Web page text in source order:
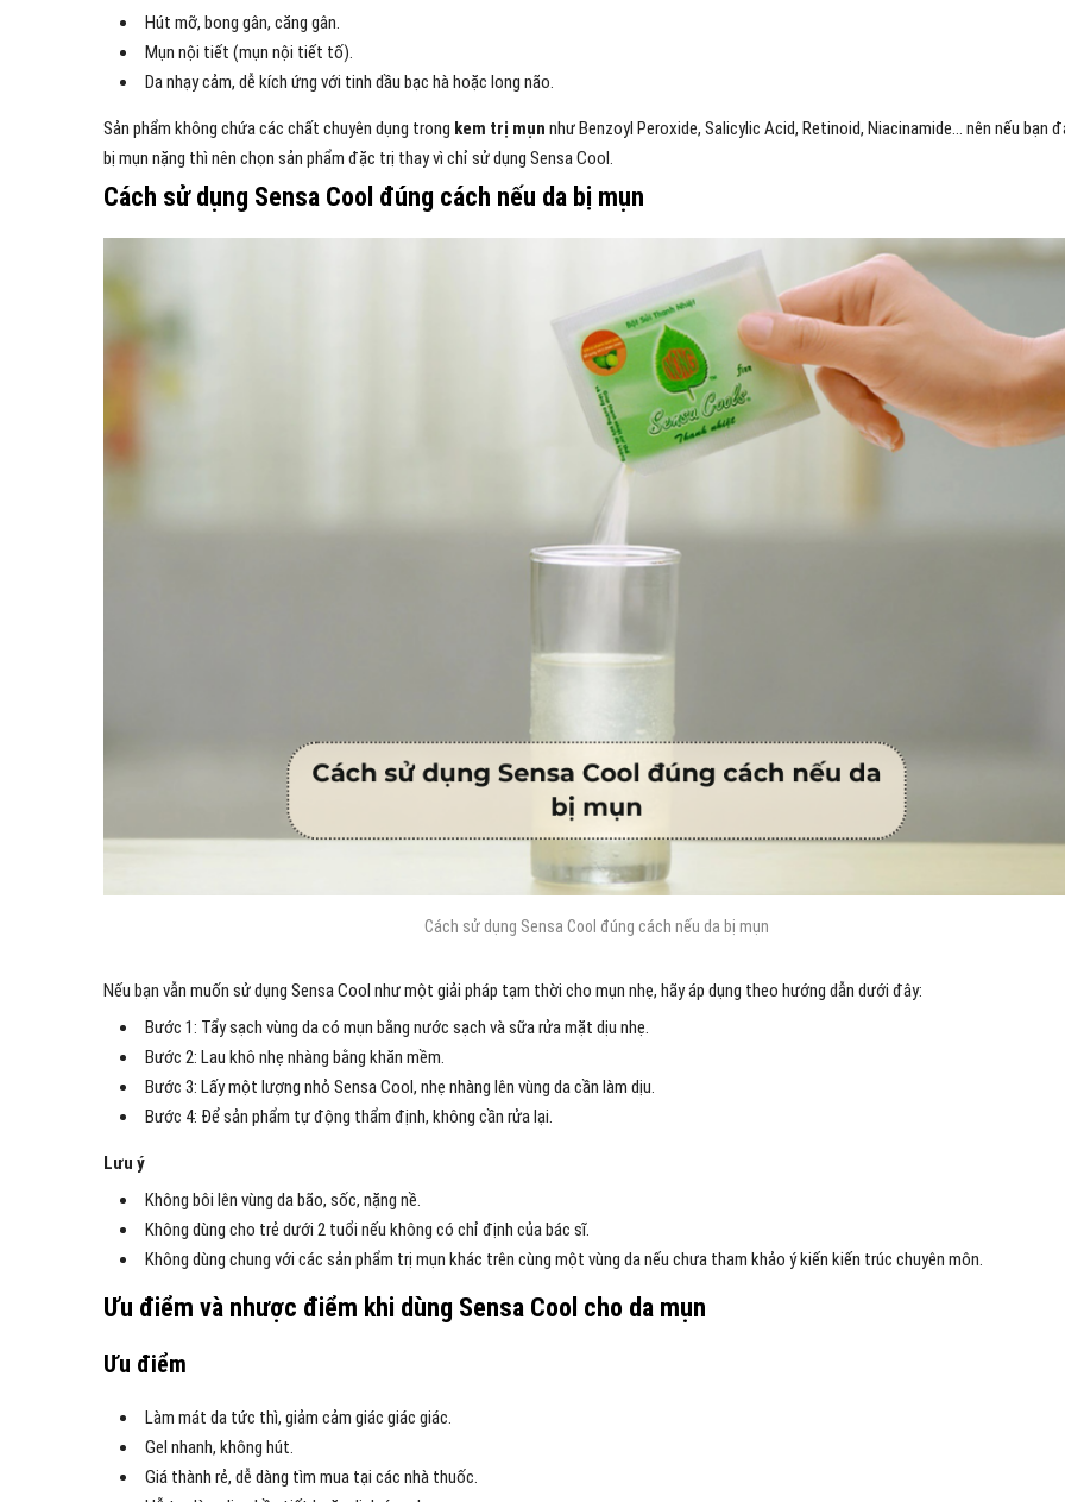
Hút mỡ, bong gân, căng gân.
Mụn nội tiết (mụn nội tiết tố).
Da nhạy cảm, dễ kích ứng với tinh dầu bạc hà hoặc long não.
Sản phẩm không chứa các chất chuyên dụng trong kem trị mụn như Benzoyl Peroxide, Salicylic Acid, Retinoid, Niacinamide… nên nếu bạn
bị mụn nặng thì nên chọn sản phẩm đặc trị thay vì chỉ sử dụng Sensa Cool.
Cách sử dụng Sensa Cool đúng cách nếu da bị mụn
Cách sử dụng Sensa Cool đúng cách nếu da bị mụn
Nếu bạn vẫn muốn sử dụng Sensa Cool như một giải pháp tạm thời cho mụn nhẹ, hãy áp dụng theo hướng dẫn dưới đây:
Bước 1: Tẩy sạch vùng da có mụn bằng nước sạch và sữa rửa mặt dịu nhẹ.
Bước 2: Lau khô nhẹ nhàng bằng khăn mềm.
Bước 3: Lấy một lượng nhỏ Sensa Cool, nhẹ nhàng lên vùng da cần làm dịu.
Bước 4: Để sản phẩm tự động thẩm định, không cần rửa lại.
Lưu ý
Không bôi lên vùng da bão, sốc, nặng nề.
Không dùng cho trẻ dưới 2 tuổi nếu không có chỉ định của bác sĩ.
Không dùng chung với các sản phẩm trị mụn khác trên cùng một vùng da nếu chưa tham khảo ý kiến ​​kiến ​​trúc chuyên môn.
Ưu điểm và nhược điểm khi dùng Sensa Cool cho da mụn
Ưu điểm
Làm mát da tức thì, giảm cảm giác giác giác.
Gel nhanh, không hút.
Giá thành rẻ, dễ dàng tìm mua tại các nhà thuốc.